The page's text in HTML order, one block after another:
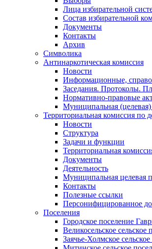
Лица избирательной
Состав избирательной
Документы
Контакты
Архив
Символика
Антинаркотическая комиссия
Новости
Информационные,
Заседания. Протоколы.
Нормативно-правовые
Муниципальная
Территориальная комиссия по
Новости
Структура
Задачи и функции
Территориальная
Документы
Деятельность
Муниципальная целевая
Контакты
Полезные ссылки
Персонифицированное
Поселения
Городское поселение
Великосельское сельское
Заячье-Холмское